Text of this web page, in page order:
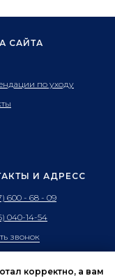
корректно, а вам
САЙТА
по уходу
И АДРЕСС
600 - 68 - 09
040-14-54
звонок
2к2